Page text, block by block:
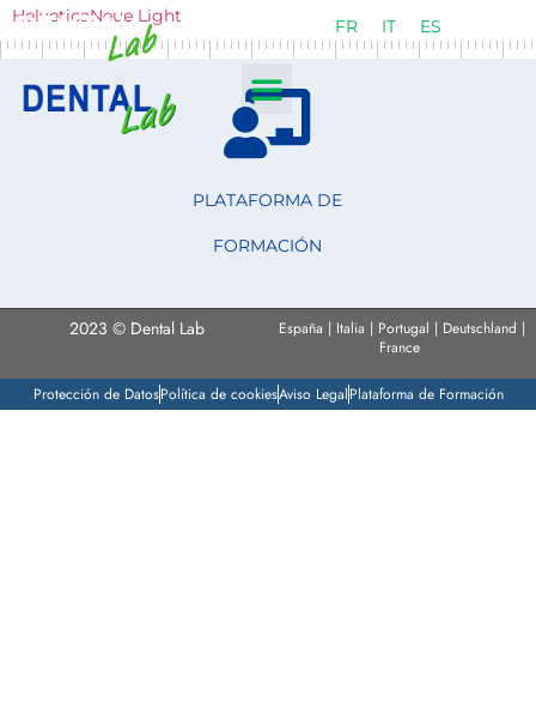
FR IT ES
HelveticaNeue Light
PLATAFORMA DE
FORMACIÓN
2023 © Dental Lab
España | Italia | Portugal | Deutschland |
France
Protección de DatosPolítica de cookiesAviso LegalPlataforma de Formación